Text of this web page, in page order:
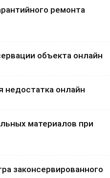
ремонта
объекта онлайн
недостатка онлайн
материалов при
законсервированного